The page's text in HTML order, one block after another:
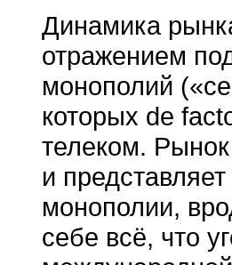
Динамика
отражением
монополий
которых de
телеком.
и
монополии,
себе всё, что